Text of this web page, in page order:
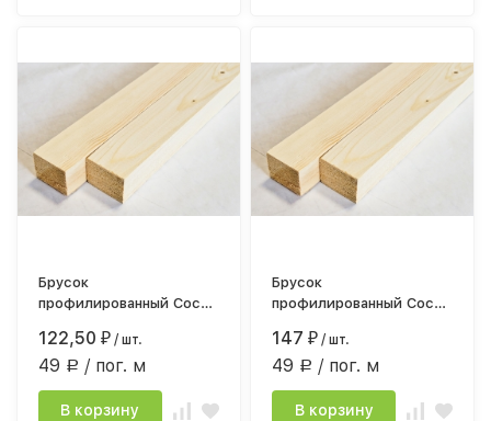
Брусок
профилированный Сосна
строг.камерной сушки
122,50₽ / шт.
49 Р / пог. м
В корзину
Брусок
профилированный Сосна
строг.камерной сушки
147₽ / шт.
49 Р / пог. м
В корзину